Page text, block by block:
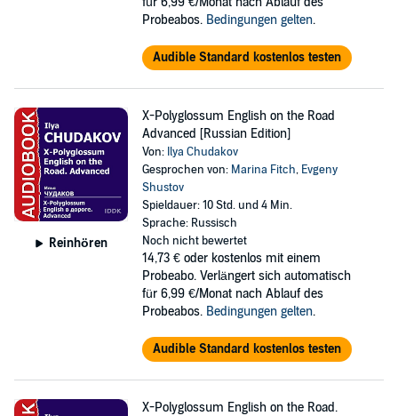
Probeabos. Bedingungen gelten.
Audible Standard kostenlos testen
Reinhören
X-Polyglossum English on the Road
Advanced [Russian Edition]
Von: Ilya Chudakov
Gesprochen von: Marina Fitch, Evgeny
Shustov
Spieldauer: 10 Std. und 4 Min.
Sprache: Russisch
Noch nicht bewertet
14,73 € oder kostenlos mit einem
Probeabo. Verlängert sich automatisch
für 6,99 €/Monat nach Ablauf des
Probeabos. Bedingungen gelten.
Audible Standard kostenlos testen
X-Polyglossum English on the Road.